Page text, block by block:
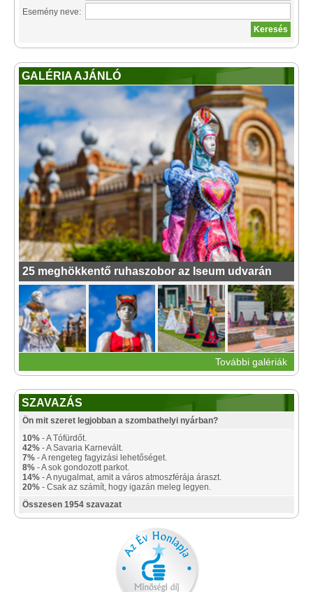
Esemény neve:
GALÉRIA AJÁNLÓ
25 meghökkentő ruhaszobor az Iseum udvarán
További galériák
SZAVAZÁS
Ön mit szeret legjobban a szombathelyi nyárban?
10% - A Tófürdőt.
42% - A Savaria Karnevált.
7% - A rengeteg fagyizási lehetőséget.
8% - A sok gondozott parkot.
14% - A nyugalmat, amit a város atmoszférája áraszt.
20% - Csak az számít, hogy igazán meleg legyen.
Összesen 1954 szavazat